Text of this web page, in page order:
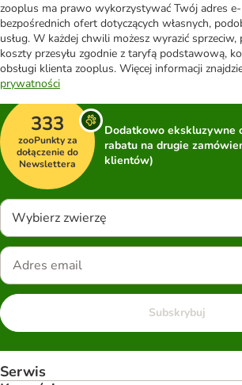
zooplus ma prawo wykorzystywać Twój adres
bezpośrednich ofert dotyczących własnych,
usług. W każdej chwili możesz wyrazić sprzeciw,
koszty przesyłu zgodnie z taryfą podstawową,
obsługi klienta zooplus. Więcej informacji
prywatności
333
zooPunkty za
dołączenie do
Newslettera
Dodatkowo ekskluzywne
rabatu na drugie
klientów)
Wybierz zwierzę
Subskrybuj
Serwis